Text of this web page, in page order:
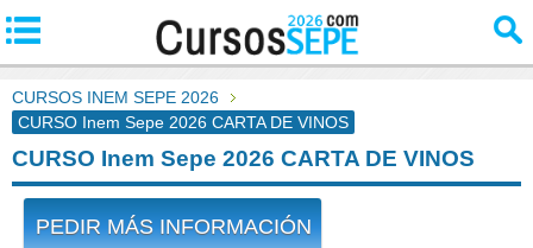
CURSOS INEM SEPE 2026
CURSO Inem Sepe 2026 CARTA DE VINOS
CURSO Inem Sepe 2026 CARTA DE VINOS
PEDIR MÁS INFORMACIÓN